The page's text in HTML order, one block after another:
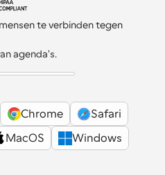
te verbinden tegen
agenda's.
Chrome
Safari
MacOS
Windows